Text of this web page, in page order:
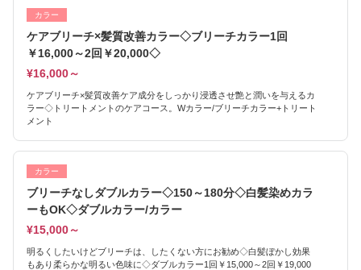
カラー
ケアブリーチ×髪質改善カラー◇ブリーチカラー1回
￥16,000～2回￥20,000◇
¥16,000～
ケアブリーチ×髪質改善ケア成分をしっかり浸透させ艶と潤いを与えるカ
ラー◇トリートメントのケアコース。Wカラー/ブリーチカラー+トリート
メント
カラー
ブリーチなしダブルカラー◇150～180分◇白髪染めカラ
ーもOK◇ダブルカラー/カラー
¥15,000～
明るくしたいけどブリーチは、したくない方にお勧め◇白髪ぼかし効果
もあり柔らかな明るい色味に◇ダブルカラー1回￥15,000～2回￥19,000